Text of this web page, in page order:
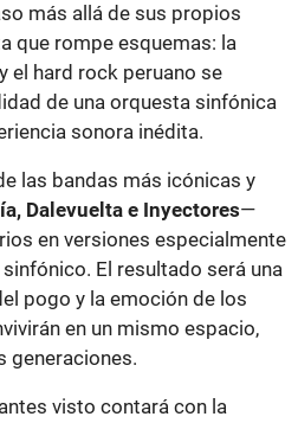
más allá de sus propios
que rompe esquemas: la
el hard rock peruano se
de una orquesta sinfónica
sonora inédita.
las bandas más icónicas y
Dalevuelta e Inyectores—
en versiones especialmente
El resultado será una
pogo y la emoción de los
en un mismo espacio,
generaciones.
visto contará con la